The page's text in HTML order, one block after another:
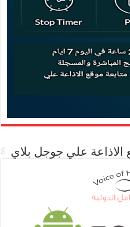
الاذاعة علي جوجل بلاي